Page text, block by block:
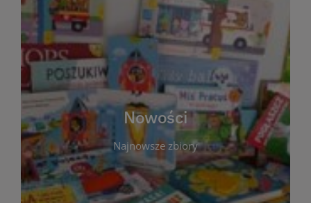
Nowości
Najnowsze zbiory
W tej sekcji prezentujemy najnowsze książki,
audiobooki oraz filmy, które właśnie trafiły do
zbiorów Miejskiej Biblioteki Publicznej w
Starachowicach. Regularnie aktualizujemy listę,
aby Czytelnicy mogli na bieżąco odkrywać świeże
tytuły i najciekawsze premiery wydawnicze. Każda
pozycja opatrzona jest krótkim opisem i
informacją o dostępności w katalogu. Zachęcamy
do częstych odwiedzin – nowości pojawiają się
niemal każdego tygodnia! Dzięki tej zakładce